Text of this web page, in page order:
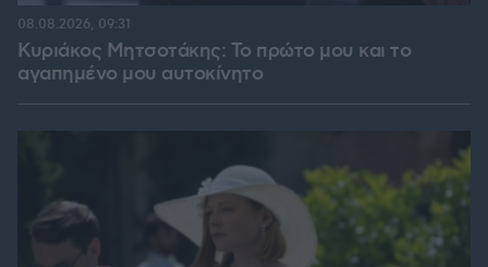
Κυριάκος Μητσοτάκης: Το πρώτο μου και το
αγαπημένο μου αυτοκίνητο
08.08.2026, 09:31